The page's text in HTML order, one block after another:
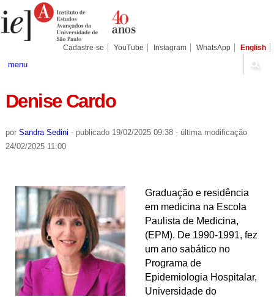
para
conteúdo.
Pessoais
Cadastre-se YouTube Instagram WhatsApp English
menu
Denise Cardo
por Sandra Sedini - publicado19/02/2025 09:38 - última modificação
24/02/2025 11:00
Graduação e residência
em medicina na Escola
Paulista de Medicina,
(EPM). De 1990-1991, fez
um ano sabático no
Programa de
Epidemiologia Hospitalar,
Universidade do